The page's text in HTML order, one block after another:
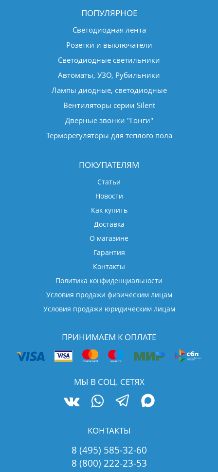
ПОПУЛЯРНОЕ
Светодиодная лента
Розетки и выключатели
Светодиодные светильники
Автоматы, УЗО, Рубильники
Лампы диодные, светодиодные
Вентиляторы серии Silent
Дверные звонки "Гонги"
Терморегуляторы для теплого пола
ПОКУПАТЕЛЯМ
Статьи
Новости
Как купить
Доставка
О магазине
Гарантия
Контакты
Политика конфиденциальности
Условия продажи физическим лицам
Условия продажи юридическим лицам
ПРИНИМАЕМ К ОПЛАТЕ
МЫ В СОЦ. СЕТЯХ
КОНТАКТЫ
8 (495) 585-32-60
8 (800) 222-23-53